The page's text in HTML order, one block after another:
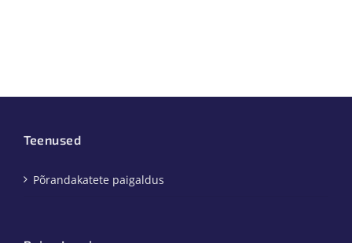
Teenused
Põrandakatete paigaldus